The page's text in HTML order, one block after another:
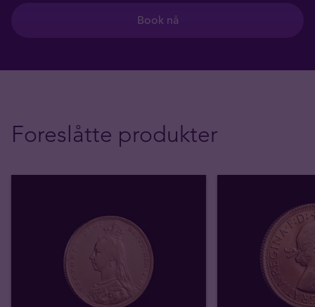
Book nå
Foreslåtte produkter